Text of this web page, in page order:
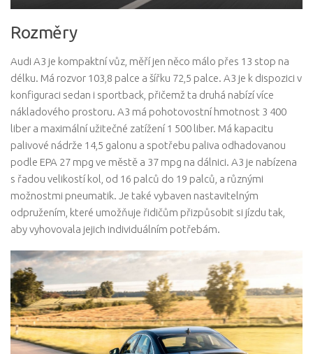
Rozměry
Audi A3 je kompaktní vůz, měří jen něco málo přes 13 stop na
délku. Má rozvor 103,8 palce a šířku 72,5 palce. A3 je k dispozici v
konfiguraci sedan i sportback, přičemž ta druhá nabízí více
nákladového prostoru. A3 má pohotovostní hmotnost 3 400
liber a maximální užitečné zatížení 1 500 liber. Má kapacitu
palivové nádrže 14,5 galonu a spotřebu paliva odhadovanou
podle EPA 27 mpg ve městě a 37 mpg na dálnici. A3 je nabízena
s řadou velikostí kol, od 16 palců do 19 palců, a různými
možnostmi pneumatik. Je také vybaven nastavitelným
odpružením, které umožňuje řidičům přizpůsobit si jízdu tak,
aby vyhovovala jejich individuálním potřebám.